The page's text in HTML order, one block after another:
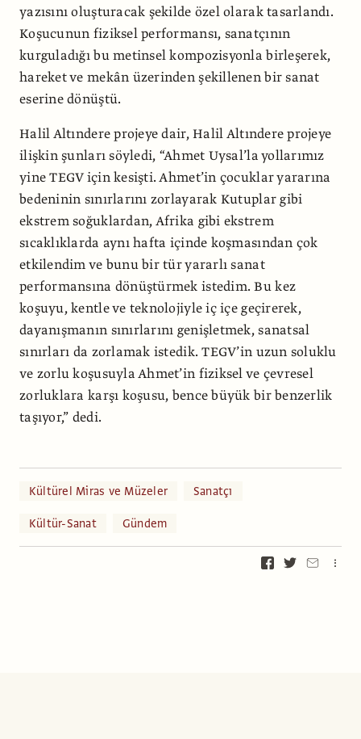
yazısını oluşturacak şekilde özel olarak tasarlandı.
Koşucunun fiziksel performansı, sanatçının
kurguladığı bu metinsel kompozisyonla birleşerek,
hareket ve mekân üzerinden şekillenen bir sanat
eserine dönüştü.
Halil Altındere projeye dair, Halil Altındere projeye
ilişkin şunları söyledi, “Ahmet Uysal’la yollarımız
yine TEGV için kesişti. Ahmet’in çocuklar yararına
bedeninin sınırlarını zorlayarak Kutuplar gibi
ekstrem soğuklardan, Afrika gibi ekstrem
sıcaklıklarda aynı hafta içinde koşmasından çok
etkilendim ve bunu bir tür yararlı sanat
performansına dönüştürmek istedim. Bu kez
koşuyu, kentle ve teknolojiyle iç içe geçirerek,
dayanışmanın sınırlarını genişletmek, sanatsal
sınırları da zorlamak istedik. TEGV’in uzun soluklu
ve zorlu koşusuyla Ahmet’in fiziksel ve çevresel
zorluklara karşı koşusu, bence büyük bir benzerlik
taşıyor,” dedi.
Kültürel Miras ve Müzeler
Sanatçı
Kültür-Sanat
Gündem